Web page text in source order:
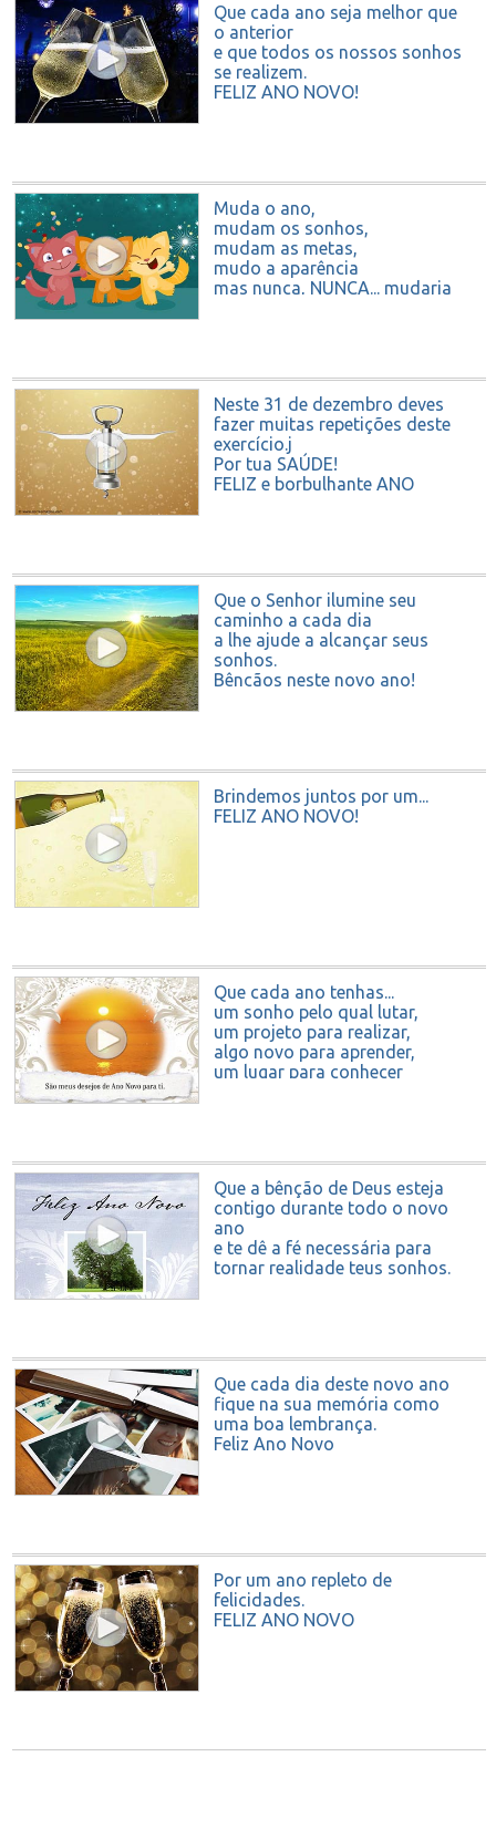
Que cada ano seja melhor que
o anterior
e que todos os nossos sonhos
se realizem.
FELIZ ANO NOVO!
Muda o ano,
mudam os sonhos,
mudam as metas,
mudo a aparência
mas nunca, NUNCA... mudaria
Neste 31 de dezembro deves
fazer muitas repetições deste
exercício.j
Por tua SAÚDE!
FELIZ e borbulhante ANO
Que o Senhor ilumine seu
caminho a cada dia
a lhe ajude a alcançar seus
sonhos.
Bênçãos neste novo ano!
Brindemos juntos por um...
FELIZ ANO NOVO!
Que cada ano tenhas...
um sonho pelo qual lutar,
um projeto para realizar,
algo novo para aprender,
um lugar para conhecer
Que a bênção de Deus esteja
contigo durante todo o novo
ano
e te dê a fé necessária para
tornar realidade teus sonhos.
Que cada dia deste novo ano
fique na sua memória como
uma boa lembrança.
Feliz Ano Novo
Por um ano repleto de
felicidades.
FELIZ ANO NOVO